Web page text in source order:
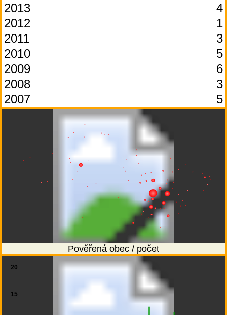
2013
4
2012
1
2011
3
2010
5
2009
6
2008
3
2007
5
Pověřená obec / počet
15
20